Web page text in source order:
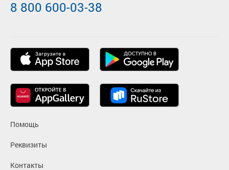
Помощь
Реквизиты
Контакты
8 800 600-03-38